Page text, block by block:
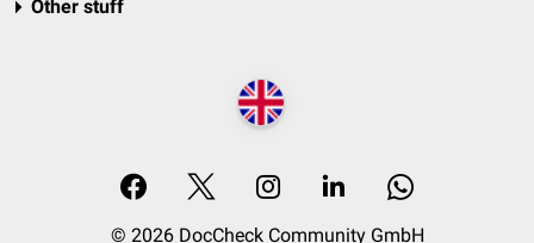
Other stuff
© 2026 DocCheck Community GmbH